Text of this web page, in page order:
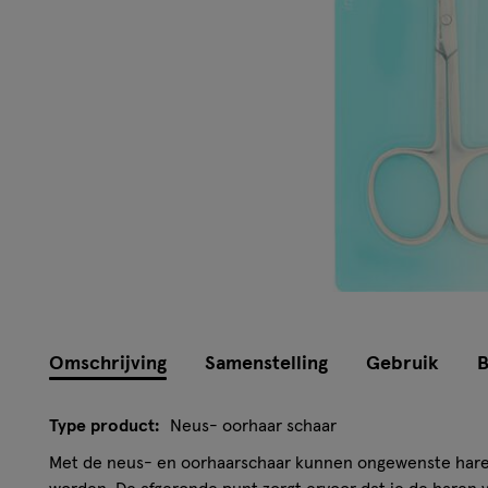
Omschrijving Samenstelling Gebruik
Type product: Neus- oorhaar schaar
Met de neus- en oorhaarschaar kunnen ongewenste